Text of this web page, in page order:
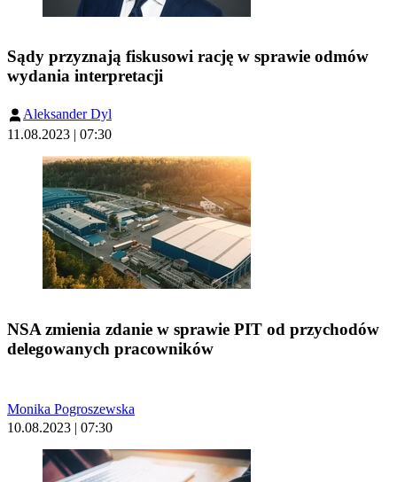
Sądy przyznają fiskusowi rację w sprawie odmów
wydania interpretacji
Aleksander Dyl
11.08.2023 | 07:30
NSA zmienia zdanie w sprawie PIT od przychodów
delegowanych pracowników
Monika Pogroszewska
10.08.2023 | 07:30